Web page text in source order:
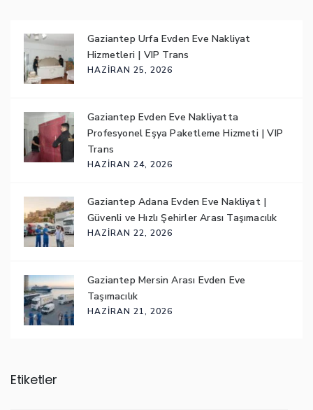
Gaziantep Urfa Evden Eve Nakliyat
Hizmetleri | VIP Trans
HAZIRAN 25, 2026
Gaziantep Evden Eve Nakliyatta
Profesyonel Eşya Paketleme Hizmeti | VIP
Trans
HAZIRAN 24, 2026
Gaziantep Adana Evden Eve Nakliyat |
Güvenli ve Hızlı Şehirler Arası Taşımacılık
HAZIRAN 22, 2026
Gaziantep Mersin Arası Evden Eve
Taşımacılık
HAZIRAN 21, 2026
Etiketler